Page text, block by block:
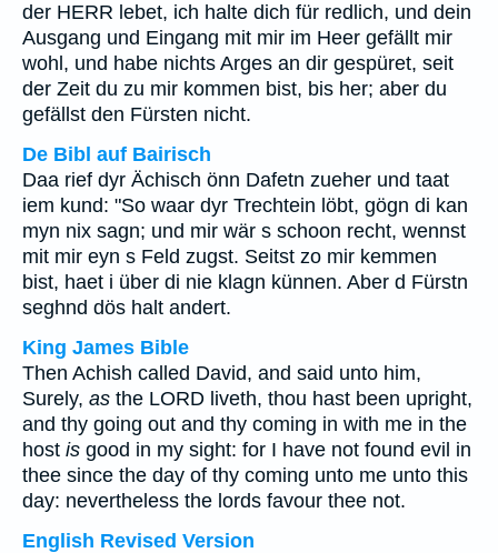
der HERR lebet, ich halte dich für redlich, und dein
Ausgang und Eingang mit mir im Heer gefällt mir
wohl, und habe nichts Arges an dir gespüret, seit
der Zeit du zu mir kommen bist, bis her; aber du
gefällst den Fürsten nicht.
De Bibl auf Bairisch
Daa rief dyr Ächisch önn Dafetn zueher und taat
iem kund: "So waar dyr Trechtein löbt, gögn di kan
myn nix sagn; und mir wär s schoon recht, wennst
mit mir eyn s Feld zugst. Seitst zo mir kemmen
bist, haet i über di nie klagn künnen. Aber d Fürstn
seghnd dös halt andert.
King James Bible
Then Achish called David, and said unto him,
Surely, as the LORD liveth, thou hast been upright,
and thy going out and thy coming in with me in the
host is good in my sight: for I have not found evil in
thee since the day of thy coming unto me unto this
day: nevertheless the lords favour thee not.
English Revised Version